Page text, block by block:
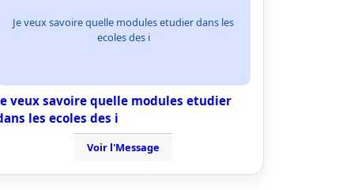
Je veux savoire quelle modules etudier dans les
ecoles des i
veux savoire quelle modules etudier
les ecoles des i
Voir l'Message